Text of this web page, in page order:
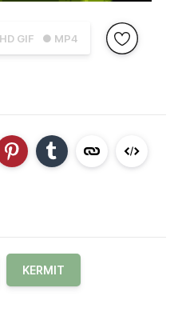
GIF ● MP4
KERMIT